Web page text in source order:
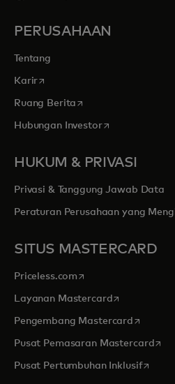
PERUSAHAAN
Tentang
Kariropens in a new tab
Ruang Berita opens in a new tab
Hubungan Investoropens in a new
HUKUM & PRIVASI
Privasi & Tanggung Jawab Data
Peraturan Perusahaan yang
SITUS MASTERCARD
Priceless.com opens in a new tab
Layanan Mastercardopens in a
Pengembang Mastercard opens in
Pusat Pemasaran Mastercard
Pusat Pertumbuhan Inklusifopens